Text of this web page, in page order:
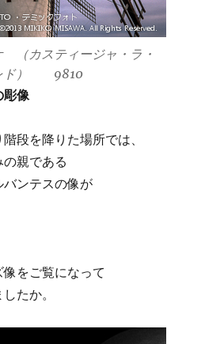
カスティージャ・ラ・
レド） 9810
像
段を降りた場所では、
の親である
ンテスの像が
をご覧になって
たか。